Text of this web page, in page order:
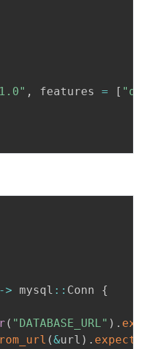
, features = [
-> mysql : : Conn {
( "DATABASE_URL" ) .
(&url ) . expect